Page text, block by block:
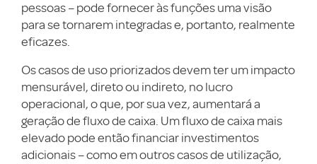
pessoas – pode fornecer às funções uma visão
para se tornarem integradas e, portanto, realmente
eficazes.
Os casos de uso priorizados devem ter um impacto
mensurável, direto ou indireto, no lucro
operacional, o que, por sua vez, aumentará a
geração de fluxo de caixa. Um fluxo de caixa mais
elevado pode então financiar investimentos
adicionais – como em outros casos de utilização,